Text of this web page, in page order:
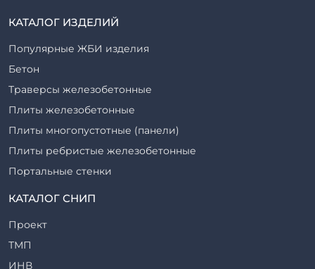
КАТАЛОГ ИЗДЕЛИЙ
Популярные ЖБИ изделия
Бетон
Траверсы железобетонные
Плиты железобетонные
Плиты многопустотные (панели)
Плиты ребристые железобетонные
Портальные стенки
Прогоны железобетонные
Ригели железобетонные
Сваи железобетонные
КАТАЛОГ СНИП
Проект
ТМП
ИНВ